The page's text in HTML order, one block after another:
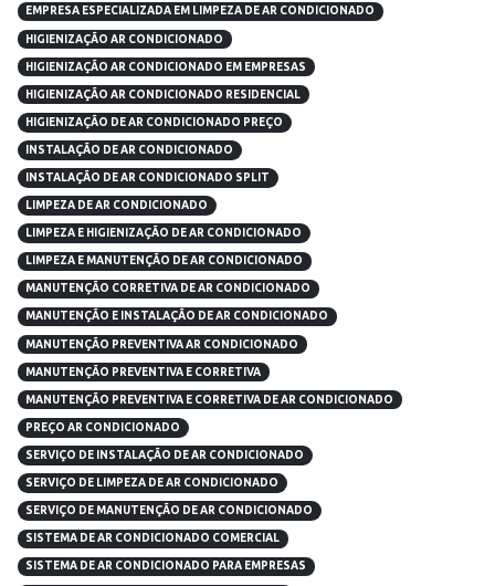
EMPRESA ESPECIALIZADA EM LIMPEZA DE AR CONDICIONADO
HIGIENIZAÇÃO AR CONDICIONADO
HIGIENIZAÇÃO AR CONDICIONADO EM EMPRESAS
HIGIENIZAÇÃO AR CONDICIONADO RESIDENCIAL
HIGIENIZAÇÃO DE AR CONDICIONADO PREÇO
INSTALAÇÃO DE AR CONDICIONADO
INSTALAÇÃO DE AR CONDICIONADO SPLIT
LIMPEZA DE AR CONDICIONADO
LIMPEZA E HIGIENIZAÇÃO DE AR CONDICIONADO
LIMPEZA E MANUTENÇÃO DE AR CONDICIONADO
MANUTENÇÃO CORRETIVA DE AR CONDICIONADO
MANUTENÇÃO E INSTALAÇÃO DE AR CONDICIONADO
MANUTENÇÃO PREVENTIVA AR CONDICIONADO
MANUTENÇÃO PREVENTIVA E CORRETIVA
MANUTENÇÃO PREVENTIVA E CORRETIVA DE AR CONDICIONADO
PREÇO AR CONDICIONADO
SERVIÇO DE INSTALAÇÃO DE AR CONDICIONADO
SERVIÇO DE LIMPEZA DE AR CONDICIONADO
SERVIÇO DE MANUTENÇÃO DE AR CONDICIONADO
SISTEMA DE AR CONDICIONADO COMERCIAL
SISTEMA DE AR CONDICIONADO PARA EMPRESAS